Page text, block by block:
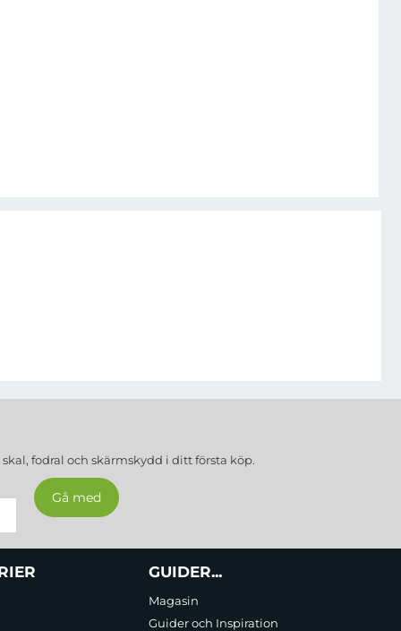
skal, fodral och skärmskydd i ditt första köp.
GUIDER...
Magasin
Guider och Inspiration